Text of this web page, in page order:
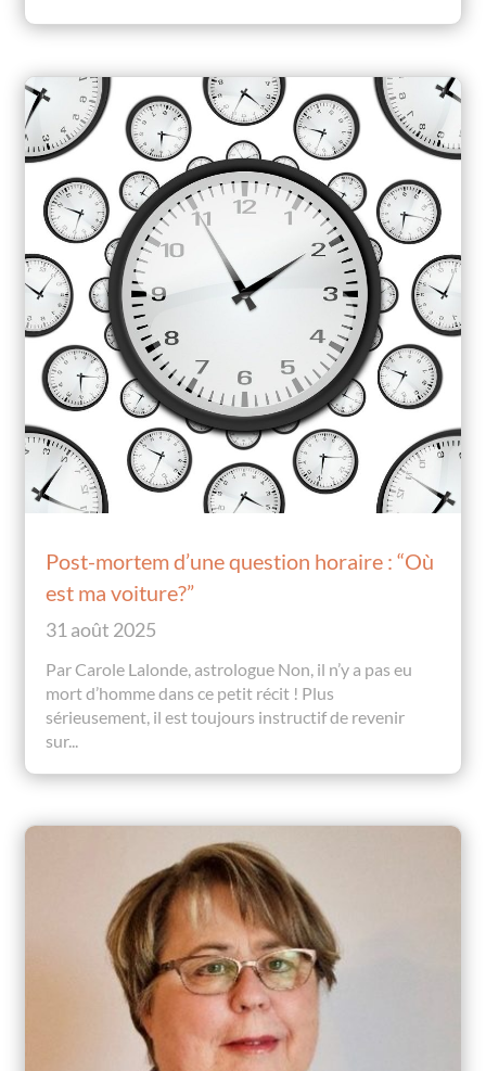
Post-mortem d’une question horaire : “Où
est ma voiture?”
31 août 2025
Par Carole Lalonde, astrologue Non, il n’y a pas eu
mort d’homme dans ce petit récit ! Plus
sérieusement, il est toujours instructif de revenir
sur...